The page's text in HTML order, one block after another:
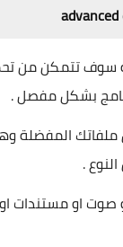
سوف تتمكن من
بشكل مفصل .
ملفاتك المفضلة
.
صوت او